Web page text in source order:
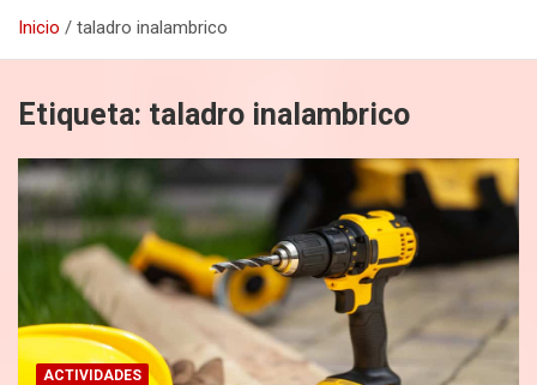
Inicio taladro inalambrico
Etiqueta: taladro inalambrico
ACTIVIDADES